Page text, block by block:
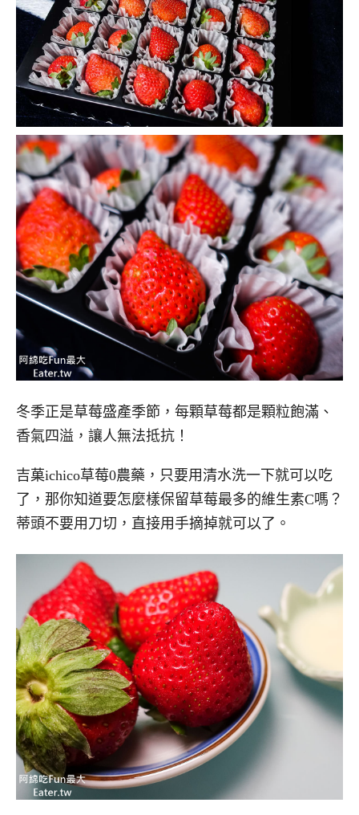
冬季正是草莓盛產季節，每顆草莓都是顆粒飽滿、
香氣四溢，讓人無法抵抗！
吉菓ichico草莓0農藥，只要用清水洗一下就可以吃
了，那你知道要怎麼樣保留草莓最多的維生素C嗎？
蒂頭不要用刀切，直接用手摘掉就可以了。